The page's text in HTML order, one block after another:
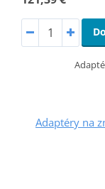
Adaptéry na